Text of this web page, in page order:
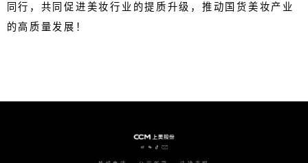
同行，共同促进美妆行业的提质升级，推动国货美妆产业
的高质量发展！